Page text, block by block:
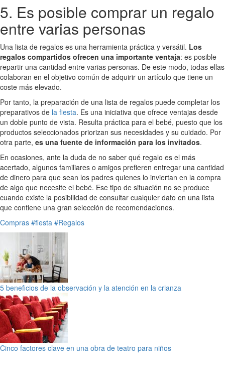
5. Es posible comprar un regalo
entre varias personas
Una lista de regalos es una herramienta práctica y versátil. Los
regalos compartidos ofrecen una importante ventaja: es posible
repartir una cantidad entre varias personas. De este modo, todas ellas
colaboran en el objetivo común de adquirir un artículo que tiene un
coste más elevado.
Por tanto, la preparación de una lista de regalos puede completar los
preparativos de la fiesta. Es una iniciativa que ofrece ventajas desde
un doble punto de vista. Resulta práctica para el bebé, puesto que los
productos seleccionados priorizan sus necesidades y su cuidado. Por
otra parte, es una fuente de información para los invitados.
En ocasiones, ante la duda de no saber qué regalo es el más
acertado, algunos familiares o amigos prefieren entregar una cantidad
de dinero para que sean los padres quienes lo inviertan en la compra
de algo que necesite el bebé. Ese tipo de situación no se produce
cuando existe la posibilidad de consultar cualquier dato en una lista
que contiene una gran selección de recomendaciones.
Compras #fiesta #Regalos
5 beneficios de la observación y la atención en la crianza
Cinco factores clave en una obra de teatro para niños